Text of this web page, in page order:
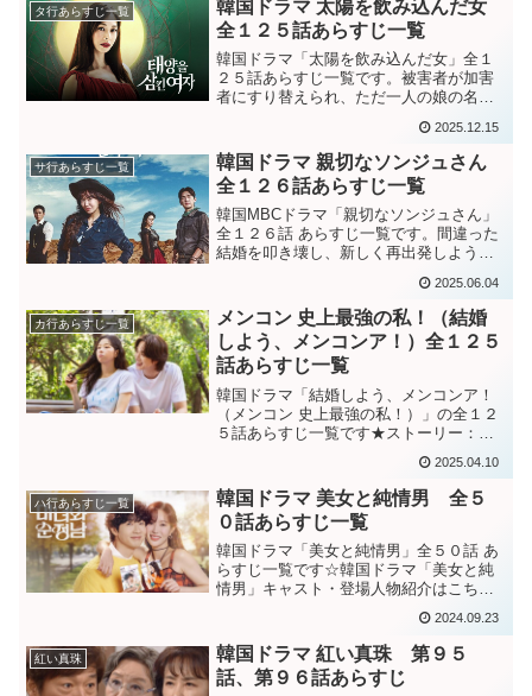
はこちら。韓国ドラマ感...
タ行あらすじ一覧
韓国ドラマ 太陽を飲み込んだ女
全１２５話あらすじ一覧
韓国ドラマ「太陽を飲み込んだ女」全１
２５話あらすじ一覧です。被害者が加害
者にすり替えられ、ただ一人の娘の名を
絶な復讐劇。韓国ドラマ「太陽を飲み込
んだ女」登場人物・キャスト紹介はこち
ら。韓国ドラマ感想ブログ...
2025.12.15
サ行あらすじ一覧
韓国ドラマ 親切なソンジュさん
全１２６話あらすじ一覧
韓国MBCドラマ「親切なソンジュさん」
全１２６話 あらすじ一覧です。間違った
結婚を叩き壊し、新しく再出発しようと
ューマンドラマ☆韓国ドラマ「親切なソ
ンジュさん」キャスト・登場人物はこち
ら。韓国ドラマ感想ブ...
2025.06.04
カ行あらすじ一覧
メンコン 史上最強の私！（結婚
しよう、メンコンア！）全１２５
話あらすじ一覧
韓国ドラマ「結婚しよう、メンコンア！
（メンコン 史上最強の私！）」の全１２
５話あらすじ一覧です★ストーリー：離
せることで「幸せ」の真の意味を問い、
全世代の共感と笑いを醸し出す愉快な家
族ドラマ。韓国ドラマ「...
2025.04.10
ハ行あらすじ一覧
韓国ドラマ 美女と純情男 全５
０話あらすじ一覧
韓国ドラマ「美女と純情男」全５０話 あ
らすじ一覧です☆韓国ドラマ「美女と純
情男」キャスト・登場人物紹介はこちら
一夜にして最下層に墜落したトップ女優
と、彼女を愛して再起させる新前ドラマ
PDの人生逆転を描いた...
2024.09.23
紅い真珠
韓国ドラマ 紅い真珠 第９５
話、第９６話あらすじ